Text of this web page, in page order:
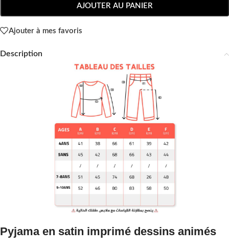
AJOUTER AU PANIER
Ajouter à mes favoris
Description
Pyjama en satin imprimé dessins animés